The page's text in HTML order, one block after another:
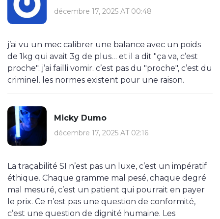
décembre 17, 2025 AT 00:48
j’ai vu un mec calibrer une balance avec un poids
de 1kg qui avait 3g de plus… et il a dit "ça va, c’est
proche". j’ai failli vomir. c’est pas du "proche", c’est du
criminel. les normes existent pour une raison.
Micky Dumo
décembre 17, 2025 AT 02:16
La traçabilité SI n’est pas un luxe, c’est un impératif
éthique. Chaque gramme mal pesé, chaque degré
mal mesuré, c’est un patient qui pourrait en payer
le prix. Ce n’est pas une question de conformité,
c’est une question de dignité humaine. Les